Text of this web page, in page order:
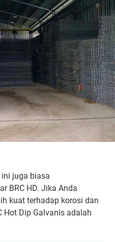
ini juga biasa
BRC HD. Jika Anda
kuat terhadap korosi dan
Hot Dip Galvanis adalah